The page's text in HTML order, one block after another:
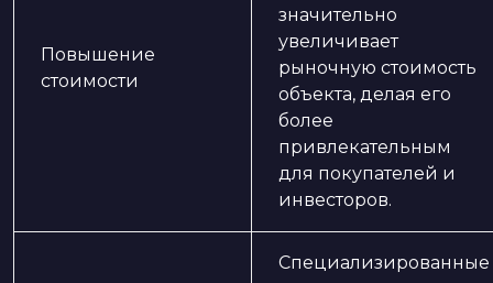
Повышение
стоимости
значительно
увеличивает
рыночную стоимость
объекта, делая его
более
привлекательным
для покупателей и
инвесторов.
Специализированные